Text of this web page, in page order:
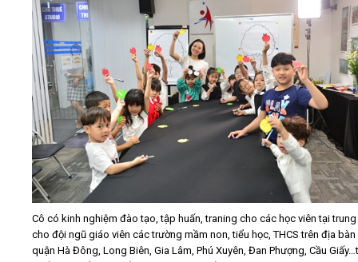
Cô có kinh nghiệm đào tạo, tập huấn, traning cho các học viên tại trung
cho đội ngũ giáo viên các trường mầm non, tiểu học, THCS trên địa
quận Hà Đông, Long Biên, Gia Lâm, Phú Xuyên, Đan Phượng, Cầu